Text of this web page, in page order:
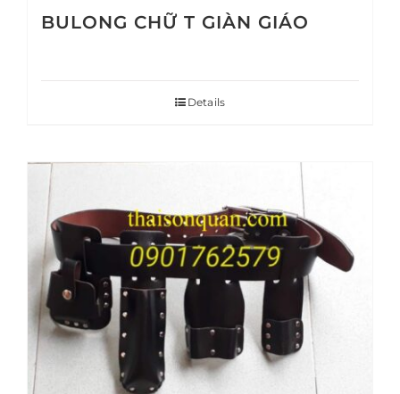
BULONG CHỮ T GIÀN GIÁO
Details